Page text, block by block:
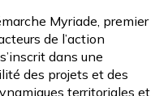
Myriade, premier
de l’action
dans une
des projets et des
territoriales et